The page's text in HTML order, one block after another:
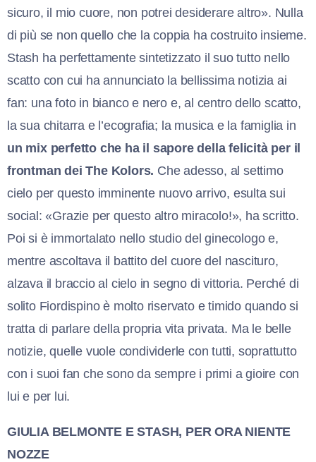
sicuro, il mio cuore, non potrei desiderare altro». Nulla
di più se non quello che la coppia ha costruito insieme.
Stash ha perfettamente sintetizzato il suo tutto nello
scatto con cui ha annunciato la bellissima notizia ai
fan: una foto in bianco e nero e, al centro dello scatto,
la sua chitarra e l’ecografia; la musica e la famiglia in
un mix perfetto che ha il sapore della felicità per il
frontman dei The Kolors. Che adesso, al settimo
cielo per questo imminente nuovo arrivo, esulta sui
social: «Grazie per questo altro miracolo!», ha scritto.
Poi si è immortalato nello studio del ginecologo e,
mentre ascoltava il battito del cuore del nascituro,
alzava il braccio al cielo in segno di vittoria. Perché di
solito Fiordispino è molto riservato e timido quando si
tratta di parlare della propria vita privata. Ma le belle
notizie, quelle vuole condividerle con tutti, soprattutto
con i suoi fan che sono da sempre i primi a gioire con
lui e per lui.
GIULIA BELMONTE E STASH, PER ORA NIENTE
NOZZE